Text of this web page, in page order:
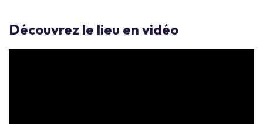
Découvrez le lieu en vidéo